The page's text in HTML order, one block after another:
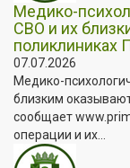
Медико-
СВО и их
поликлиниках
07.07.2026
Медико-
близким
сообщает
операции и их...